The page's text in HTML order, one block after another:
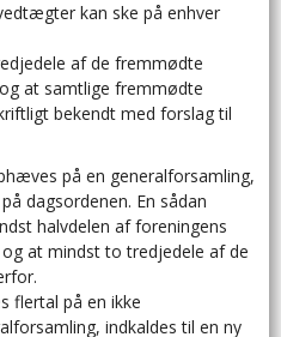
kan ske på enhver
af de fremmødte
at samtlige fremmødte
bekendt med forslag til
på en generalforsamling,
dagsordenen. En sådan
halvdelen af foreningens
at mindst to tredjedele af de
flertal på en ikke
indkaldes til en ny